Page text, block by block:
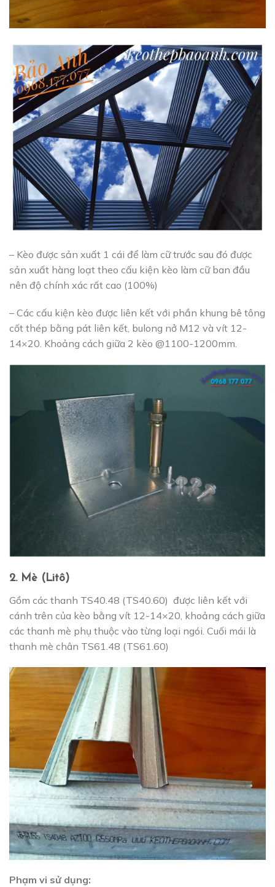
– Kèo được sản xuất 1 cái để làm cữ trước sau đó được
sản xuất hàng loạt theo cấu kiện kèo làm cữ ban đầu
nên độ chính xác rất cao (100%)
– Các cấu kiện kèo được liên kết với phần khung bê tông
cốt thép bằng pát liên kết, bulong nở M12 và vít 12-
14×20. Khoảng cách giữa 2 kèo @1100-1200mm.
2. Mè (Litô)
Gồm các thanh TS40.48 (TS40.60) được liên kết với
cánh trên của kèo bằng vít 12-14×20, khoảng cách giữa
các thanh mè phụ thuộc vào từng loại ngói. Cuối mái là
thanh mè chân TS61.48 (TS61.60)
Phạm vi sử dụng: